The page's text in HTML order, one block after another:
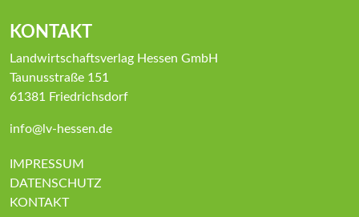
KONTAKT
Landwirtschaftsverlag Hessen GmbH
Taunusstraße 151
61381 Friedrichsdorf
info@lv-hessen.de
IMPRESSUM
DATENSCHUTZ
KONTAKT